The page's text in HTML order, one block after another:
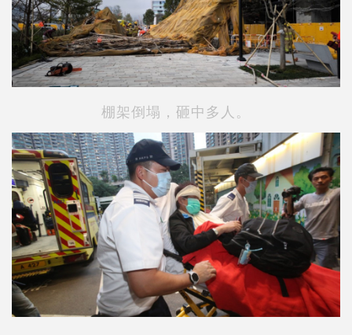
棚架倒塌，砸中多人。